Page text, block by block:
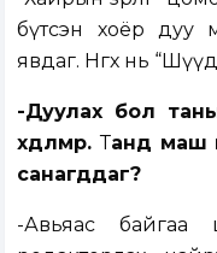
бүтсэн хоёр дуу
явдаг. Нөгөөх нь
-Дуулах бол
хөдөлмөр.Танд маш
санагддаг?
-Авьяас